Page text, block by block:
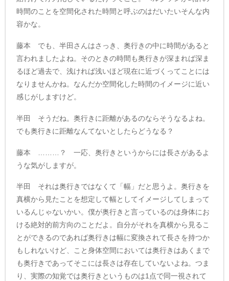
時間のことを空間化された時間と呼ぶのはだいたいそんな内
容かな。
藤本 でも、半田さんはさっき、奥行きの中に時間があると
言われましたよね。そのときの時間も奥行きが深まれば深ま
るほど過去で、浅ければ浅いほど現在に近づくってことには
なりませんかね。なんだか空間化した時間のイメージに近い
感じがしますけど。
半田 そうだね。奥行きに距離があるのならそうなるよね。
でも奥行きに距離なんてないとしたらどうなる？
藤本 ………？ 一応、奥行きというからには長さがあるよ
うな気がしますが。
半田 それは奥行きではなくて「幅」だと思うよ。奥行きを
真横から見たことを想定して幅としてイメージしてしまって
いるんじゃないかい。僕が奥行きと言っているのは身体にお
ける絶対的前方向のことだよ。自分がそれを真横から見るこ
とができるのであれば奥行きは幅に変換されて長さを持つか
もしれないけど、こと身体空間においては奥行きはあくまで
も奥行きであってそこには長さは存在していないよね。つま
り、実際の知覚では奥行きというものは1点で同一視されて